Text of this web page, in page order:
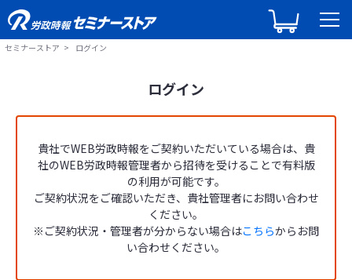
セミナーストア ログイン
ログイン
貴社でWEB労政時報をご契約いただいている場合は、貴
社のWEB労政時報管理者から招待を受けることで有料版
の利用が可能です。
ご契約状況をご確認いただき、貴社管理者にお問い合わせ
ください。
※ご契約状況・管理者が分からない場合はこちらからお問
い合わせください。